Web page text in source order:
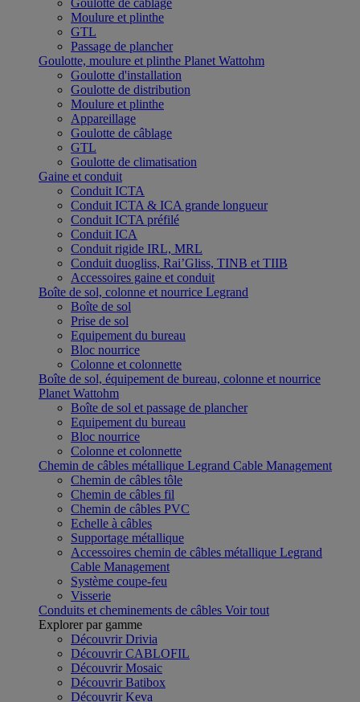
Goulotte de câblage
Moulure et plinthe
GTL
Passage de plancher
Goulotte, moulure et plinthe Planet Wattohm
Goulotte d'installation
Goulotte de distribution
Moulure et plinthe
Appareillage
Goulotte de câblage
GTL
Goulotte de climatisation
Gaine et conduit
Conduit ICTA
Conduit ICTA & ICA grande longueur
Conduit ICTA préfilé
Conduit ICA
Conduit rigide IRL, MRL
Conduit duogliss, Rai’Gliss, TINB et TIIB
Accessoires gaine et conduit
Boîte de sol, colonne et nourrice Legrand
Boîte de sol
Prise de sol
Equipement du bureau
Bloc nourrice
Colonne et colonnette
Boîte de sol, équipement de bureau, colonne et nourrice
Planet Wattohm
Boîte de sol et passage de plancher
Equipement du bureau
Bloc nourrice
Colonne et colonnette
Chemin de câbles métallique Legrand Cable Management
Chemin de câbles tôle
Chemin de câbles fil
Chemin de câbles PVC
Echelle à câbles
Supportage métallique
Accessoires chemin de câbles métallique Legrand
Cable Management
Système coupe-feu
Visserie
Conduits et cheminements de câbles Voir tout
Explorer par gamme
Découvrir Drivia
Découvrir CABLOFIL
Découvrir Mosaic
Découvrir Batibox
Découvrir Keva